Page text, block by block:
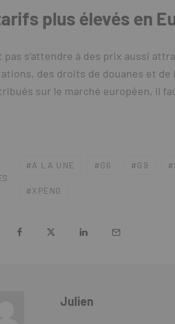
plus élevés en
pas s’attendre à des prix aussi
des droits de douanes et de
sur le marché européen, il
A LA UNE G6 G9
XPENG
Julien